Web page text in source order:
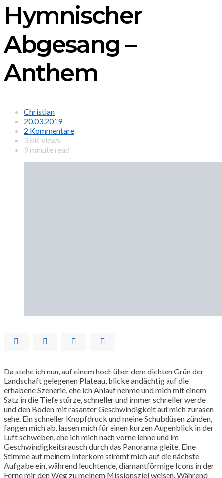
Hymnischer
Abgesang –
Anthem
Christian
20.03.2019
2 Kommentare
3.6K views
9 minute read
Da stehe ich nun, auf einem hoch über dem dichten Grün der
Landschaft gelegenen Plateau, blicke andächtig auf die
erhabene Szenerie, ehe ich Anlauf nehme und mich mit einem
Satz in die Tiefe stürze, schneller und immer schneller werde
und den Boden mit rasanter Geschwindigkeit auf mich zurasen
sehe. Ein schneller Knopfdruck und meine Schubdüsen zünden,
fangen mich ab, lassen mich für einen kurzen Augenblick in der
Luft schweben, ehe ich mich nach vorne lehne und im
Geschwindigkeitsrausch durch das Panorama gleite. Eine
Stimme auf meinem Interkom stimmt mich auf die nächste
Aufgabe ein, während leuchtende, diamantförmige Icons in der
Ferne mir den Weg zu meinem Missionsziel weisen. Während